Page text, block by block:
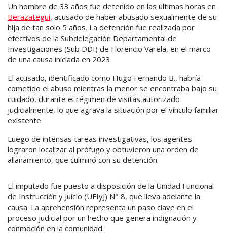
Un hombre de 33 años fue detenido en las últimas horas en
Berazategui, acusado de haber abusado sexualmente de su
hija de tan solo 5 años. La detención fue realizada por
efectivos de la Subdelegación Departamental de
Investigaciones (Sub DDI) de Florencio Varela, en el marco
de una causa iniciada en 2023.
El acusado, identificado como Hugo Fernando B., habría
cometido el abuso mientras la menor se encontraba bajo su
cuidado, durante el régimen de visitas autorizado
judicialmente, lo que agrava la situación por el vínculo familiar
existente.
Luego de intensas tareas investigativas, los agentes
lograron localizar al prófugo y obtuvieron una orden de
allanamiento, que culminó con su detención.
El imputado fue puesto a disposición de la Unidad Funcional
de Instrucción y Juicio (UFIyJ) N° 8, que lleva adelante la
causa. La aprehensión representa un paso clave en el
proceso judicial por un hecho que genera indignación y
conmoción en la comunidad.